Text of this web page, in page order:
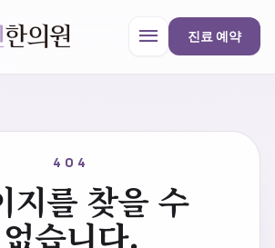
menu 진료 예약
안내
404
지를 찾을 수
없습니다.